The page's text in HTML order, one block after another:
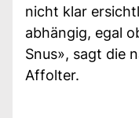
nicht klar
abhängig, egal
Snus», sagt die
Affolter.